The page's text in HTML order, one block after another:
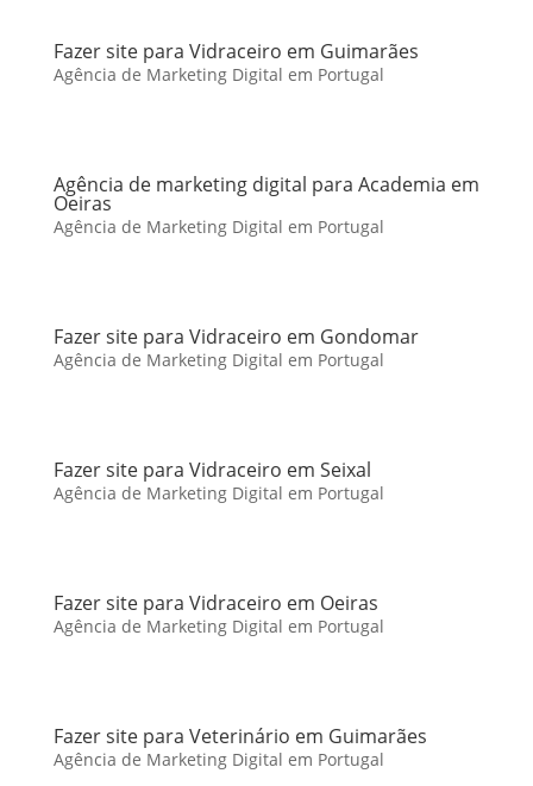
Fazer site para Vidraceiro em Guimarães
Agência de Marketing Digital em Portugal
Agência de marketing digital para Academia em
Oeiras
Agência de Marketing Digital em Portugal
Fazer site para Vidraceiro em Gondomar
Agência de Marketing Digital em Portugal
Fazer site para Vidraceiro em Seixal
Agência de Marketing Digital em Portugal
Fazer site para Vidraceiro em Oeiras
Agência de Marketing Digital em Portugal
Fazer site para Veterinário em Guimarães
Agência de Marketing Digital em Portugal